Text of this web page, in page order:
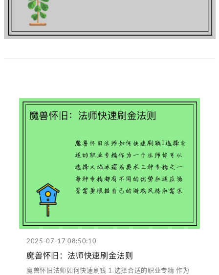
2025-07-17 08:50:10
魔兽怀旧：法师快速刷金法则
魔兽怀旧法师如何快速刷钱 1.选择合适的职业专精 作为